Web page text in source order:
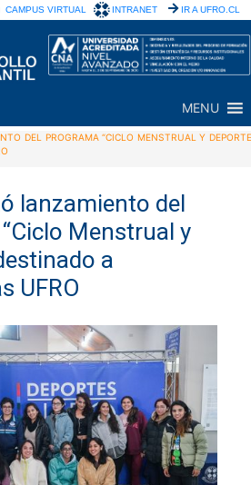
CAMPUS VIRTUAL INTRANET IR A UFRO.CL
MENU
DEL PROGRAMA “CICLO MENSTRUAL Y
lanzamiento del
Menstrual y
a
UFRO